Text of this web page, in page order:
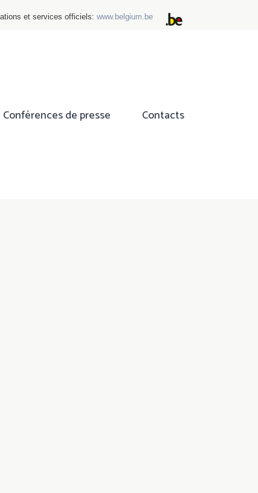
et services officiels: www.belgium.be
Conférences de presse Contacts